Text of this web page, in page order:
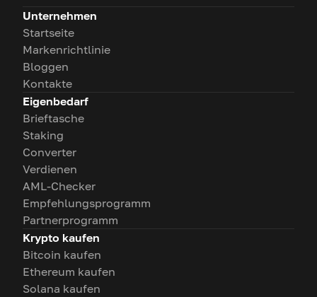
Unternehmen
Startseite
Markenrichtlinie
Bloggen
Kontakte
Eigenbedarf
Brieftasche
Staking
Converter
Verdienen
AML-Checker
Empfehlungsprogramm
Partnerprogramm
Krypto kaufen
Bitcoin kaufen
Ethereum kaufen
Solana kaufen